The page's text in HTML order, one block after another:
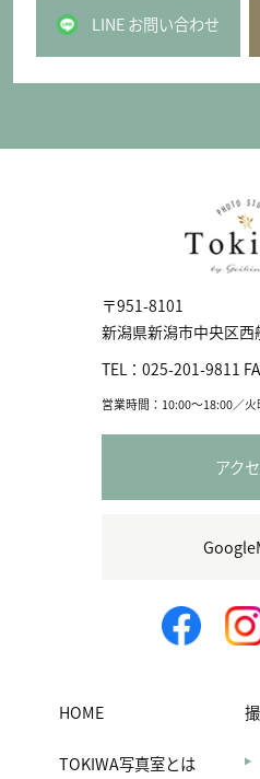
LINE お問い合わせ
〒951-8101
新潟県新潟市中央区
TEL： 025-201-9811
営業時間：10:00〜18:00／
アク
HOME
TOKIWA写真室とは